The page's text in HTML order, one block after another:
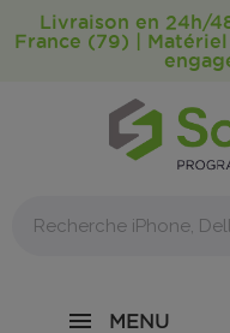
Livraison en 24h/
France (79) |
MENU